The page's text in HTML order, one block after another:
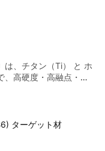
は、チタン（Ti） と ホ
、高硬度・高融点・高
色の粉末／焼結体
度：約 4.52 g/cm³
主に工業用途・耐摩
～4N が指定される場
ビッカース硬度 約 25
ターゲット材